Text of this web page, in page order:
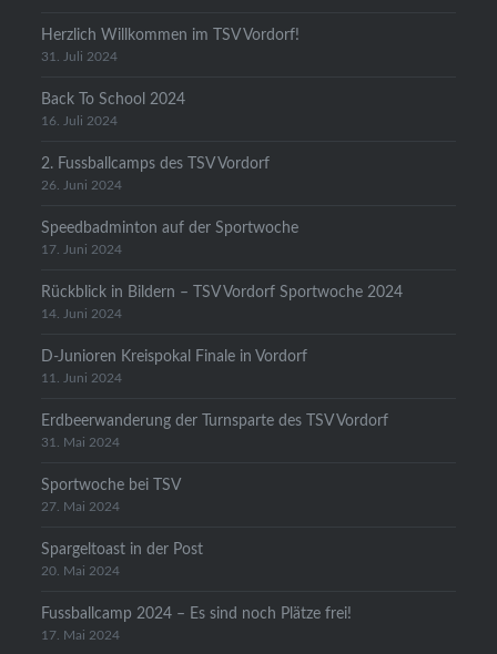
Herzlich Willkommen im TSV Vordorf!
31. Juli 2024
Back To School 2024
16. Juli 2024
2. Fussballcamps des TSV Vordorf
26. Juni 2024
Speedbadminton auf der Sportwoche
17. Juni 2024
Rückblick in Bildern – TSV Vordorf Sportwoche 2024
14. Juni 2024
D-Junioren Kreispokal Finale in Vordorf
11. Juni 2024
Erdbeerwanderung der Turnsparte des TSV Vordorf
31. Mai 2024
Sportwoche bei TSV
27. Mai 2024
Spargeltoast in der Post
20. Mai 2024
Fussballcamp 2024 – Es sind noch Plätze frei!
17. Mai 2024